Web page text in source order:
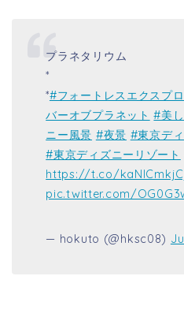
プラネタリウム
*
*#フォートレスエクスプ
バーオブプラネット #美
ニー風景 #夜景 #東京デ
#東京ディズニーリゾート
https://t.co/
pic.twitter.com/
— hokuto (@hksc08)